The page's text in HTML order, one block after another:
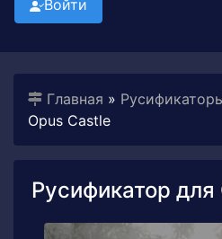
Войти
Главная »
Opus Castle
Русификатор